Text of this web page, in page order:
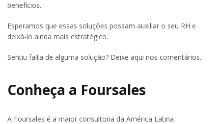
benefícios.
Esperamos que essas soluções possam auxiliar o seu RH e
deixá-lo ainda mais estratégico.
Sentiu falta de alguma solução? Deixe aqui nos comentários.
Conheça a Foursales
A Foursales é a maior consultoria da América Latina